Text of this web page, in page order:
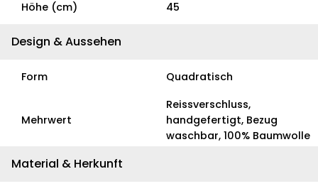
Höhe (cm) 45
Design & Aussehen
Form Quadratisch
Mehrwert
Reissverschluss,
handgefertigt, Bezug
waschbar, 100% Baumwolle
Material & Herkunft